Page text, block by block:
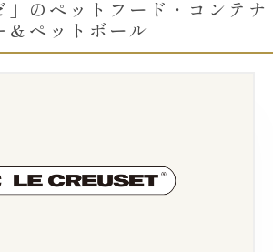
」のペットフード・コンテナ
＆ペットボール